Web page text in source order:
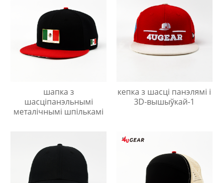
шапка з
шасціпанэльнымі
металічнымі шпількамі
кепка з шасці панэлямі і
3D-вышыўкай-1